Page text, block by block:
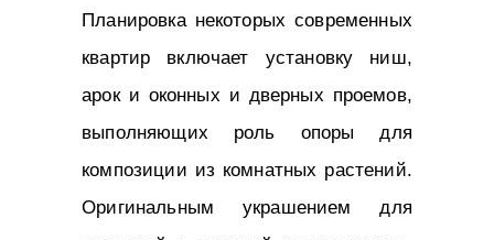
Планировка некоторых современных
квартир включает установку ниш,
арок и оконных и дверных проемов,
выполняющих роль опоры для
композиции из комнатных растений.
Оригинальным украшением для